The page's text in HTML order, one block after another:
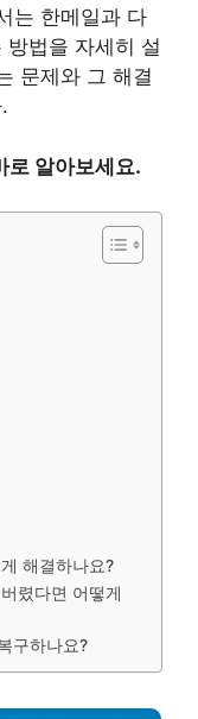
는 한메일과 다
법을 자세히 설
문제와 그 해결
로 알아보세요.
해결하나요?
렸다면 어떻게
구하나요?